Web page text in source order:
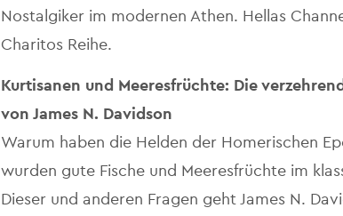
Nostalgiker im modernen Athen. Hellas
Charitos Reihe.
Kurtisanen und Meeresfrüchte: Die
von James N. Davidson
Warum haben die Helden der Homerischen
wurden gute Fische und Meeresfrüchte im
Dieser und anderen Fragen geht James N.